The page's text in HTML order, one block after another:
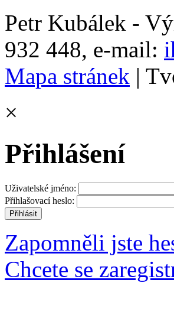
Petr Kubálek -
932 448, e-mail:
Mapa stránek |
×
Přihlášení
Uživatelské jméno:
Přihlašovací heslo:
Zapomněli jste
Chcete se